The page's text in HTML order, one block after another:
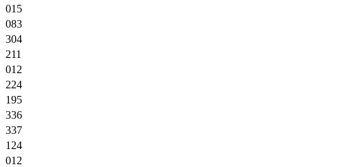
015
083
304
211
012
224
195
336
337
124
012